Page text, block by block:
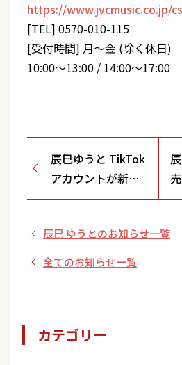
https://www.jvcmusic.co.jp/
[TEL] 0570-010-115
[受付時間] 月～金 (除く休日)
10:00～13:00 / 14:00～17:00
辰巳ゆうと TikTok
アカウントが新し
くなりました！
辰巳 ゆうとのお知らせ一覧
全てのお知らせ一覧
カテゴリー